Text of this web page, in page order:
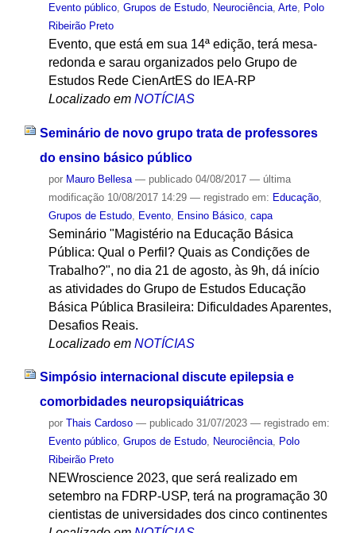
Evento público, Grupos de Estudo, Neurociência, Arte,
Polo
Ribeirão Preto
Evento, que está em sua 14ª edição, terá mesa-
redonda e sarau organizados pelo Grupo de
Estudos Rede CienArtES do IEA-RP
Localizado em NOTÍCIAS
Seminário de novo grupo trata de professores
do ensino básico público
por Mauro Bellesa — publicado04/08/2017 — última
modificação10/08/2017 14:29 — registrado em: Educação,
Grupos de Estudo, Evento, Ensino Básico, capa
Seminário "Magistério na Educação Básica
Pública: Qual o Perfil? Quais as Condições de
Trabalho?", no dia 21 de agosto, às 9h, dá início
as atividades do Grupo de Estudos Educação
Básica Pública Brasileira: Dificuldades Aparentes,
Desafios Reais.
Localizado em NOTÍCIAS
Simpósio internacional discute epilepsia e
comorbidades neuropsiquiátricas
por Thais Cardoso — publicado31/07/2023 — registrado em:
Evento público, Grupos de Estudo, Neurociência, Polo
Ribeirão Preto
NEWroscience 2023, que será realizado em
setembro na FDRP-USP, terá na programação 30
cientistas de universidades dos cinco continentes